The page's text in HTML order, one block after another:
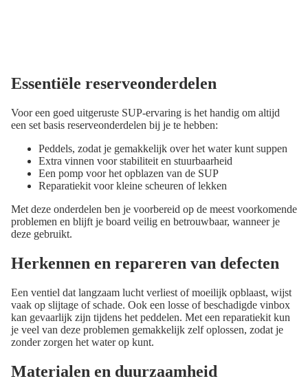
Essentiële reserveonderdelen
Voor een goed uitgeruste SUP-ervaring is het handig om altijd
een set basis reserveonderdelen bij je te hebben:
Peddels, zodat je gemakkelijk over het water kunt suppen
Extra vinnen voor stabiliteit en stuurbaarheid
Een pomp voor het opblazen van de SUP
Reparatiekit voor kleine scheuren of lekken
Met deze onderdelen ben je voorbereid op de meest voorkomende
problemen en blijft je board veilig en betrouwbaar, wanneer je
deze gebruikt.
Herkennen en repareren van defecten
Een ventiel dat langzaam lucht verliest of moeilijk opblaast, wijst
vaak op slijtage of schade. Ook een losse of beschadigde vinbox
kan gevaarlijk zijn tijdens het peddelen. Met een reparatiekit kun
je veel van deze problemen gemakkelijk zelf oplossen, zodat je
zonder zorgen het water op kunt.
Materialen en duurzaamheid